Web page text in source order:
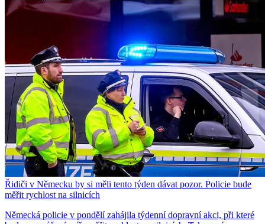
Řidiči v Německu by si měli tento týden dávat pozor. Policie bude
měřit rychlost na silnicích
Německá policie v pondělí zahájila týdenní dopravní akci, při které